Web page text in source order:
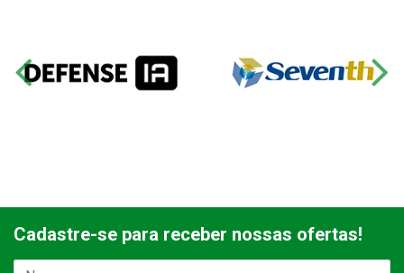
Cadastre-se para receber nossas ofertas!